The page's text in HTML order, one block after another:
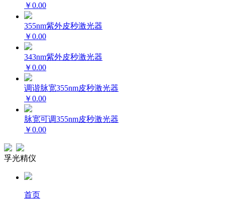
￥0.00
355nm紫外皮秒激光器
￥0.00
343nm紫外皮秒激光器
￥0.00
调谐脉宽355nm皮秒激光器
￥0.00
脉宽可调355nm皮秒激光器
￥0.00
孚光精仪
首页